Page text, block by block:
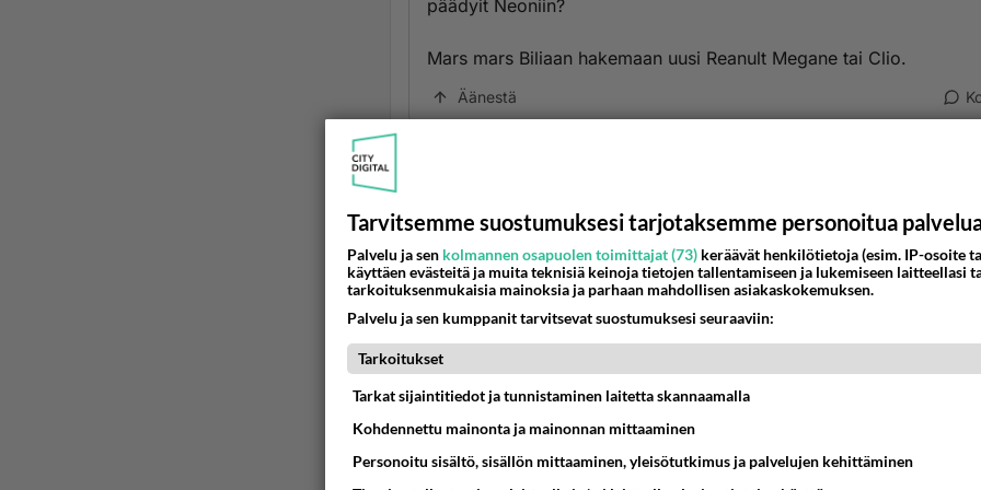
päädyit Neoniin?
Mars mars Biliaan hakemaan uusi Reanult Megane tai Clio.
Äänestä
siinä Meganessa niin viehättää?
Sehän on altehoinen ja alustaltaan tosi löysä. Ovien kaukosäädin
satunnaisesti kuten kaikissa ranskalaisissa. Penkit ovat
möykyt ilman mitään tukea. Perse liimautuu penkkiin niin ettei
vaihtaa nousematta ylös.
2001-01-09 16:05:00
Tarvitsemme suostumuksesi tarjotaksemme personoitua
Palvelu ja sen kolmannen osapuolen toimittajat (73) keräävät henkilötietoja (esim. IP-osoite
käyttäen evästeitä ja muita teknisiä keinoja tietojen tallentamiseen ja lukemiseen laitteellasi
tarkoituksenmukaisia mainoksia ja parhaan mahdollisen asiakaskokemuksen.
Palvelu ja sen kumppanit tarvitsevat suostumuksesi seuraaviin:
Tarkoitukset
Tarkat sijaintitiedot ja tunnistaminen laitetta skannaamalla
Kohdennettu mainonta ja mainonnan mittaaminen
Personoitu sisältö, sisällön mittaaminen, yleisötutkimus ja palvelujen kehittäminen